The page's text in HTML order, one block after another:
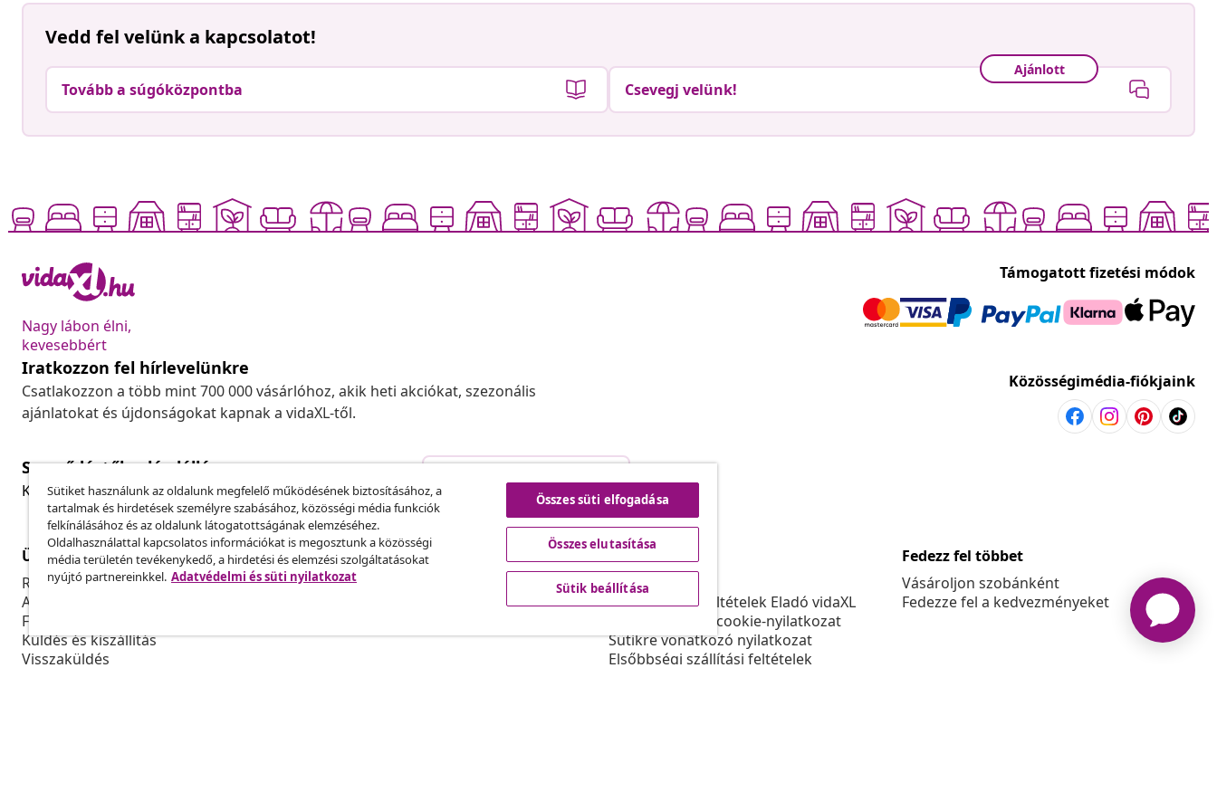
Vedd fel velünk a kapcsolatot!
Tovább a súgóközpontba
Ajánlott
Csevegj velünk!
Nagy lábon élni,
kevesebbért
Támogatott fizetési módok
Iratkozzon fel hírlevelünkre
Csatlakozzon a több mint 700 000 vásárlóhoz, akik heti akciókat, szezonális
ajánlatokat és újdonságokat kapnak a vidaXL-től.
Közösségimédia-fiókjaink
Szerződéstől való elállás
Küldj be egy rendelés lemondására vonatkozó kérelmet.
Szerződéstől való elállás
Ügyfélszolgálat
Rendelés nyomon követése
A fiókom
Fizetés
Küldés és kiszállítás
Visszaküldés
Üzlet
Partnerprogram
vidaXL
A vidaXL-ről
Felhasználási feltételek Eladó vidaXL
Adatvédelmi és cookie-nyilatkozat
Sütikre vonatkozó nyilatkozat
Elsőbbségi szállítási feltételek
Fedezz fel többet
Vásároljon szobánként
Fedezze fel a kedvezményeket
Sütiket használunk az oldalunk megfelelő működésének biztosításához, a
tartalmak és hirdetések személyre szabásához, közösségi média funkciók
felkínálásához és az oldalunk látogatottságának elemzéséhez.
Oldalhasználattal kapcsolatos információkat is megosztunk a közösségi
média területén tevékenykedő, a hirdetési és elemzési szolgáltatásokat
nyújtó partnereinkkel. Adatvédelmi és süti nyilatkozat
Összes süti elfogadása
Összes elutasítása
Sütik beállítása